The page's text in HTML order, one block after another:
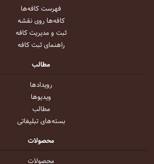
فهرست کافه‌ها
کافه‌ها روی نقشه
ثبت و مدیریت کافه
راهنمای ثبت کافه
مطالب
رویداد‌ها
ویدیو‌ها
مطالب
بسته‌های تبلیغاتی
محصولات
محصولات